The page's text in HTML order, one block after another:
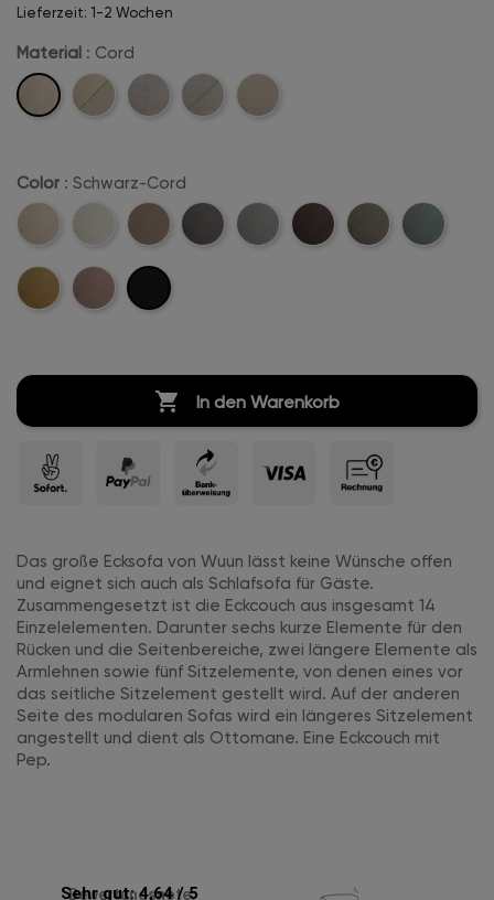
Lieferzeit: 1-2 Wochen
Material : Cord
Cord
Cord-
Velvet
Velvet- Boucle
Color : Schwarz-Cord
Beige-
Creme-
Cord
Sand-
Anthrazit-Hellgrau-Dunkelbraun-
Khaki-
Mintgreen-
Mustard-Rosa-
Schwarz-
Cord
 In den Warenkorb
Das große Ecksofa von Wuun lässt keine Wünsche offen
und eignet sich auch als Schlafsofa für Gäste.
Zusammengesetzt ist die Eckcouch aus insgesamt 14
Einzelelementen. Darunter sechs kurze Elemente für den
Rücken und die Seitenbereiche, zwei längere Elemente als
Armlehnen sowie fünf Sitzelemente, von denen eines vor
das seitliche Sitzelement gestellt wird. Auf der anderen
Seite des modularen Sofas wird ein längeres Sitzelement
angestellt und dient als Ottomane. Eine Eckcouch mit
Pep.
Bewertungsnote:
Sehr gut: 4,64 / 5